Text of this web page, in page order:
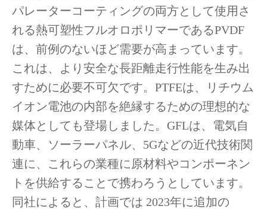
パレーターコーティングの両方として使用さ
れる熱可塑性フルオロポリマーであるPVDF
は、前例のないほど需要が高まっています。
これは、より安全な長距離走行性能を生み出
すために必要不可欠です。 PTFEは、リチウム
イオン電池の内部を絶縁するための理想的な
媒体としても登場しました。 GFLは、電気自
動車、ソーラーパネル、 5Gなどの近代技術関
連に、これらの業種に原材料やコンポーネン
トを供給することで携わろうとしています。
同社によると、計画では 2023年に追加の